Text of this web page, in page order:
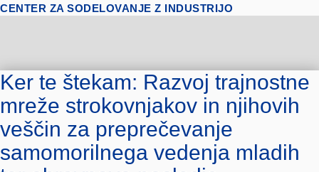
CENTER ZA SODELOVANJE Z INDUSTRIJO
Ker te štekam: Razvoj trajnostne
mreže strokovnjakov in njihovih
veščin za preprečevanje
samomorilnega vedenja mladih